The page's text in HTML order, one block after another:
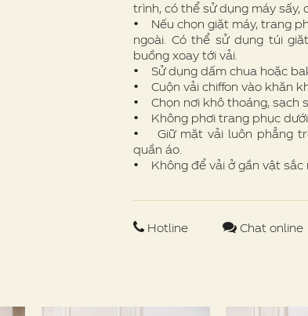
trình, có thể sử dụng máy sấy,
• Nếu chọn giặt máy, trang
ngoài. Có thể sử dụng túi
buồng xoay tới vải.
• Sử dụng dấm chua hoặc
• Cuộn vải chiffon vào khăn
• Chọn nơi khô thoáng, sạch
• Không phơi trang phục
• Giữ mặt vải luôn phẳng
quần áo.
• Không để vải ở gần vật sắc
Hotline Chat online